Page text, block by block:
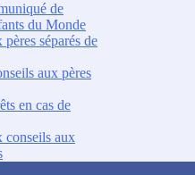
de
du Monde
séparés de
aux pères
en cas de
conseils aux